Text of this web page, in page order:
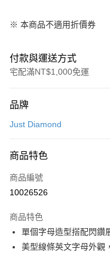
※ 本商品不適用折價券
付款與運送方式
宅配滿NT$1,000免運
信用卡一次付款
3 期 0 利率 每期
合作金庫商業銀行
上海商業儲蓄銀行
臺灣中小企業銀行
匯豐（台灣）商業銀行
聯邦商業銀行
合作金庫商業銀行
上海商業儲蓄銀行
國泰世華商業銀行
匯豐（台灣）商業銀行
LINE Pay
Apple Pay
悠遊付
品牌
Just Diamond
商品特色
商品編號
10026526
商品特色
單個字母造型搭配閃鑽
美型線條英文字母外觀